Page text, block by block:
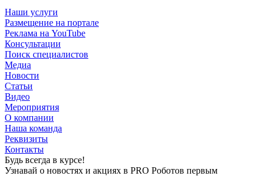
Наши услуги
Размещение на портале
Реклама на YouTube
Консультации
Поиск специалистов
Медиа
Новости
Статьи
Видео
Мероприятия
О компании
Наша команда
Реквизиты
Контакты
Будь всегда в курсе!
Узнавай о новостях и акциях в PRO Роботов первым